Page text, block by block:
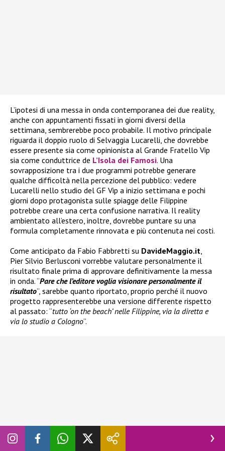
L’ipotesi di una messa in onda contemporanea dei due reality,
anche con appuntamenti fissati in giorni diversi della
settimana, sembrerebbe poco probabile. Il motivo principale
riguarda il doppio ruolo di Selvaggia Lucarelli, che dovrebbe
essere presente sia come opinionista al Grande Fratello Vip
sia come conduttrice de L’Isola dei Famosi. Una
sovrapposizione tra i due programmi potrebbe generare
qualche difficoltà nella percezione del pubblico: vedere
Lucarelli nello studio del GF Vip a inizio settimana e pochi
giorni dopo protagonista sulle spiagge delle Filippine
potrebbe creare una certa confusione narrativa. Il reality
ambientato all’estero, inoltre, dovrebbe puntare su una
formula completamente rinnovata e più contenuta nei costi.
Come anticipato da Fabio Fabbretti su DavideMaggio.it
Pier Silvio Berlusconi vorrebbe valutare personalmente il
risultato finale prima di approvare definitivamente la messa
in onda. “Pare che l’editore voglia visionare personalmente il
risultato”, sarebbe quanto riportato, proprio perché il nuovo
progetto rappresenterebbe una versione differente rispetto
al passato: “tutto ‘on the beach’ nelle Filippine, via la diretta e
via lo studio a Cologno”.